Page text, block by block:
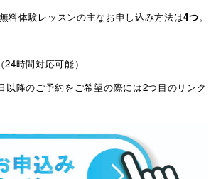
無料体験レッスンの主なお申し込み方法は4つ。
時間対応可能）
降のご予約をご希望の際には2つ目のリンク